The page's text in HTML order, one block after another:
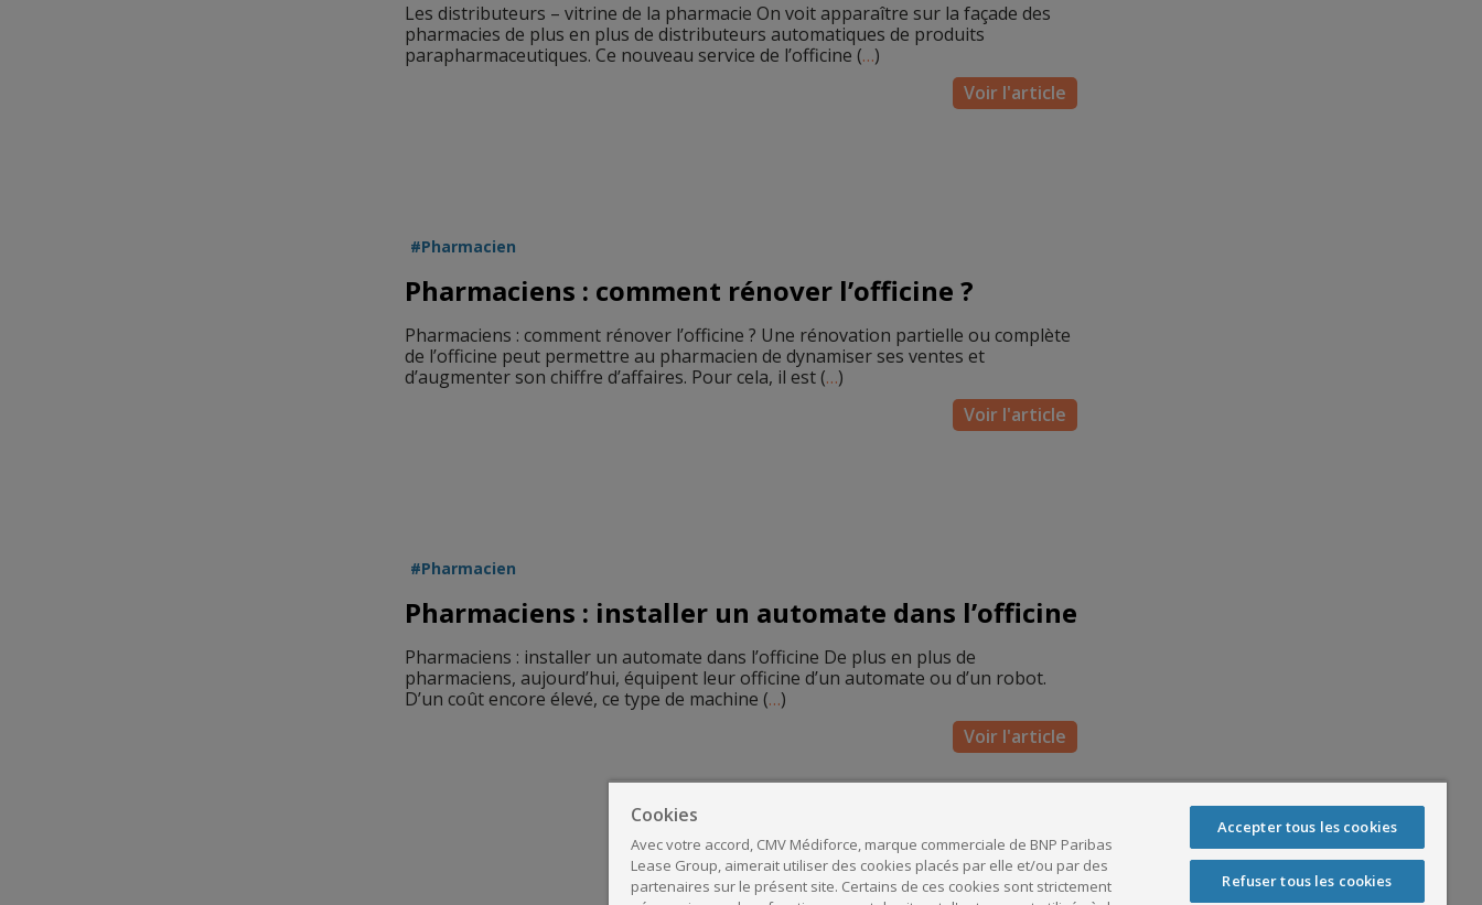
Les distributeurs – vitrine de la pharmacie On voit apparaître sur la façade des
pharmacies de plus en plus de distributeurs automatiques de produits
parapharmaceutiques. Ce nouveau service de l’officine (…)
Voir l'article
Pharmacien
Pharmaciens : comment rénover l’officine ?
Pharmaciens : comment rénover l’officine ? Une rénovation partielle ou complète
de l’officine peut permettre au pharmacien de dynamiser ses ventes et
d’augmenter son chiffre d’affaires. Pour cela, il est (…)
Voir l'article
Pharmacien
Pharmaciens : installer un automate dans l’officine
Pharmaciens : installer un automate dans l’officine De plus en plus de
pharmaciens, aujourd’hui, équipent leur officine d’un automate ou d’un robot.
D’un coût encore élevé, ce type de machine (…)
Voir l'article
Cookies
Avec votre accord, CMV Médiforce, marque commerciale de BNP Paribas
Lease Group, aimerait utiliser des cookies placés par elle et/ou par des
partenaires sur le présent site. Certains de ces cookies sont strictement
Accepter tous les cookies
Refuser tous les cookies